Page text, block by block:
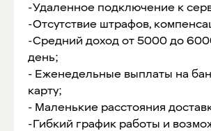
-Удаленное подключение к
-Отсутствие штрафов,
-Средний доход от 5000 до
день;
- Еженедельные выплаты на
карту;
- Маленькие расстояния
-Гибкий график работы и